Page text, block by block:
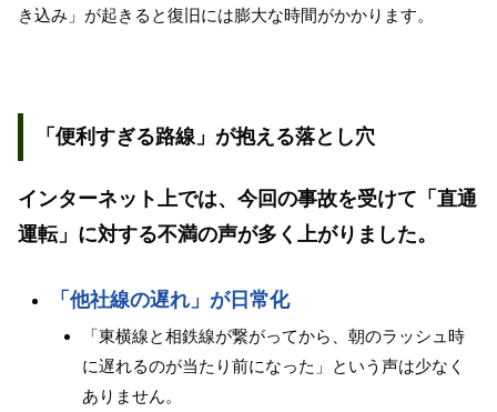
き込み」が起きると復旧には膨大な時間がかかります。
「便利すぎる路線」が抱える落とし穴
インターネット上では、今回の事故を受けて「直通
運転」に対する不満の声が多く上がりました。
「他社線の遅れ」が日常化
「東横線と相鉄線が繋がってから、朝のラッシュ時
に遅れるのが当たり前になった」という声は少なく
ありません。